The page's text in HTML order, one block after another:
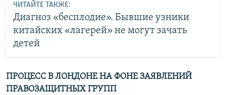
ЧИТАЙТЕ ТАКЖЕ:
Диагноз «бесплодие». Бывшие узники
китайских «лагерей» не могут зачать
детей
ПРОЦЕСС В ЛОНДОНЕ НА ФОНЕ ЗАЯВЛЕНИЙ
ПРАВОЗАЩИТНЫХ ГРУПП